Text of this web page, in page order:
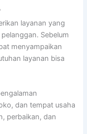
layanan yang
Sebelum
menyampaikan
layanan bisa
dan tempat usaha
perbaikan, dan